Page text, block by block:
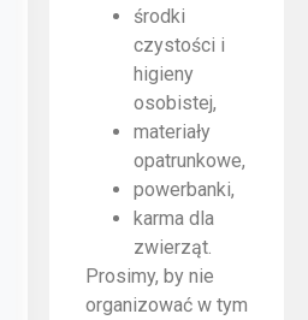
środki
czystości i
higieny
osobistej,
materiały
opatrunkowe,
powerbanki,
karma dla
zwierząt.
Prosimy, by nie
organizować w tym